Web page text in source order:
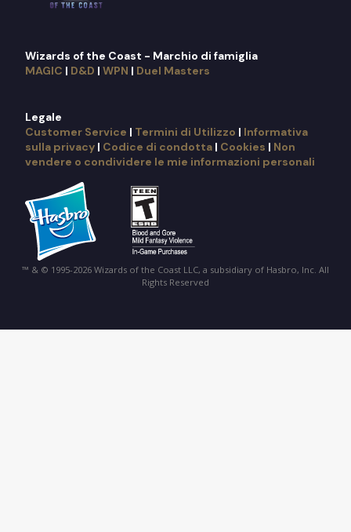
Wizards of the Coast - Marchio di famiglia
MAGIC | D&D | WPN | Duel Masters
Legale
Customer Service | Termini di Utilizzo | Informativa
sulla privacy | Codice di condotta | Cookies | Non
vendere o condividere le mie informazioni personali
™ & © 1995-2026 Wizards of the Coast LLC, a subsidiary of Hasbro, Inc. All
Rights Reserved